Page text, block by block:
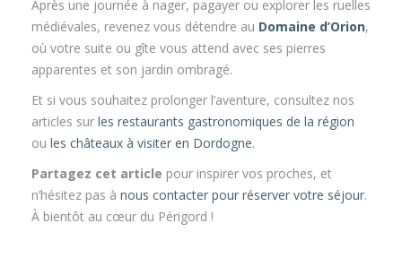
Après une journée à nager, pagayer ou explorer les ruelles
médiévales, revenez vous détendre au Domaine d’Orion,
où votre suite ou gîte vous attend avec ses pierres
apparentes et son jardin ombragé.
Et si vous souhaitez prolonger l’aventure, consultez nos
articles sur les restaurants gastronomiques de la région
ou les châteaux à visiter en Dordogne.
Partagez cet article pour inspirer vos proches, et
n’hésitez pas à nous contacter pour réserver votre séjour.
À bientôt au cœur du Périgord !